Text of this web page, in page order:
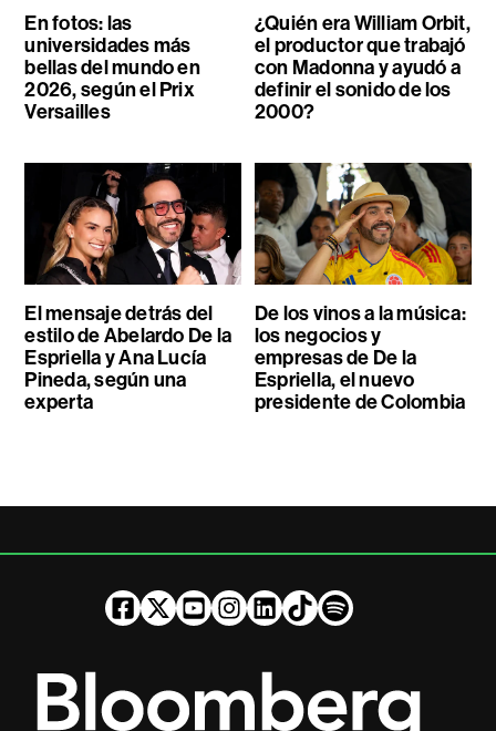
En fotos: las
universidades más
bellas del mundo en
2026, según el Prix
Versailles
¿Quién era William Orbit,
el productor que trabajó
con Madonna y ayudó a
definir el sonido de los
2000?
El mensaje detrás del
estilo de Abelardo De la
Espriella y Ana Lucía
Pineda, según una
experta
De los vinos a la música:
los negocios y
empresas de De la
Espriella, el nuevo
presidente de Colombia